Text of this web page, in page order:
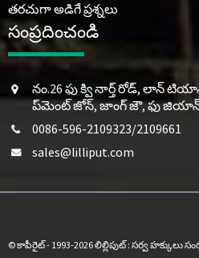
తరచుగా అడిగే ప్రశ్నలు
సంప్రదించండి
నం.26 ఫు క్వి నార్త్ రోడ్, లాన్
ప్‌మెంట్ జోన్, జాంగ్ జౌ, ఫు జియాన్,
0086-596-2109323/2109661
sales@lilliput.com
© కాపీరైట్ - 1993-2026 లిల్లిపుట్ : సర్వ హక్కులు